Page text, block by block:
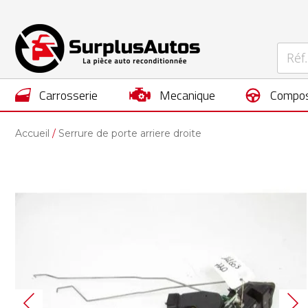
carrosserie mecanique
Accueil Serrure de porte arriere droite
gallery